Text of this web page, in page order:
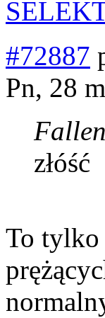
#72887
Pn, 28
złóść
To tylko